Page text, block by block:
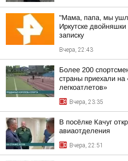
"Мама, папа, мы
Иркутске
записку
Вчера, 22:43
Более 200
страны приехали на
легкоатлетов»
Вчера, 23:35
В посёлке Качуг
авиаотделения
Вчера, 22:51